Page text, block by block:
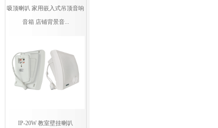
吸顶喇叭 家用嵌入式吊顶音响
音箱 店铺背景音...
IP-20W 教室壁挂喇叭